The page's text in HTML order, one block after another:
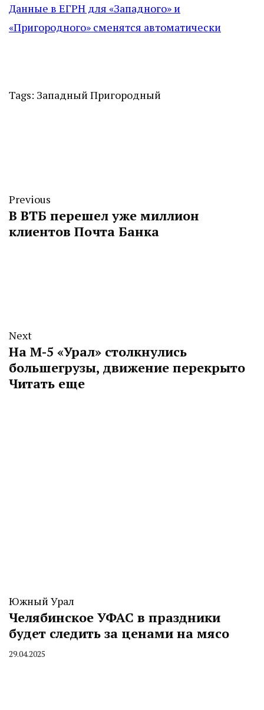
Данные в ЕГРН для «Западного» и
«Пригородного» сменятся автоматически
Tags: Западный Пригородный
Previous
В ВТБ перешел уже миллион
клиентов Почта Банка
Next
На М-5 «Урал» столкнулись
большегрузы, движение перекрыто
Читать еще
Южный Урал
Челябинское УФАС в праздники
будет следить за ценами на мясо
By
29.04.2025